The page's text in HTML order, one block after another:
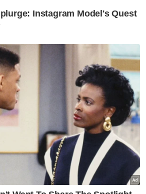
(MIHAS) yang akan
17-20 September 2025 di
peluang besar
industri dan kerajaan
dan memaksimumkan
halal global,” katanya.
pada 2024, Maldives
rakan dagang, destinasi
import keenam
di Asia Selatan.